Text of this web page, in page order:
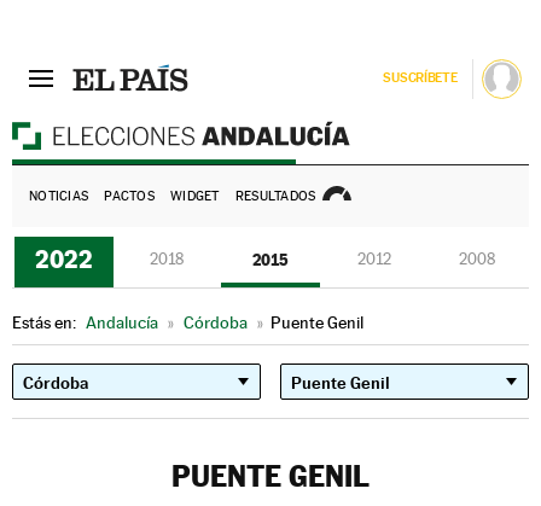
SUSCRÍBETE
NOTICIAS PACTOS WIDGET RESULTADOS
2022 2018 2015 2012 2008
Estás en: Andalucía » Córdoba » Puente Genil
PUENTE GENIL